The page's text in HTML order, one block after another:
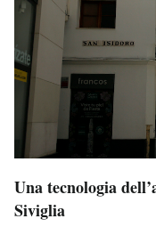
Una tecnologia
Siviglia